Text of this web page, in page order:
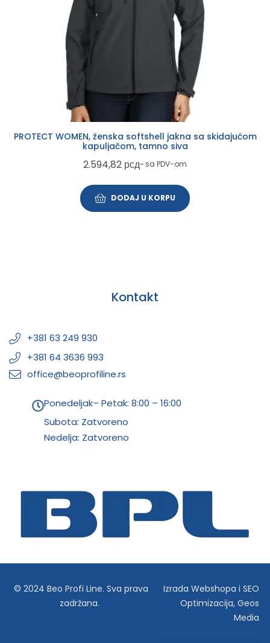
PROTECT WOMEN, ženska softshell jakna sa skidajućom
kapuljačom, tamno siva
2.594,82 рсд~ sa PDV-om
DODAJ U KORPU
Kontakt
+381 63 249 930
+381 64 3636 993
office@beoprofiline.rs
Ponedeljak– Petak: 8:00 – 16:00
Subota: Zatvoreno
Nedelja: Zatvoreno
© 2024 Beo Profi Line. Sva prava
zadržana.
Izrada Webshopa iSEO
Optimizacija,Geos
Media